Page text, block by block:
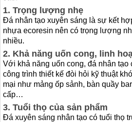
1. Trọng lượng nhẹ
Đá nhân tạo xuyên sáng là sự kết
nhựa ecoresin nên có trọng lượng
nhiều.
2. Khả năng uốn cong, linh
Với khả năng uốn cong, đá nhân tạo
công trình thiết kế đòi hỏi kỹ thuật
mại như mảng ốp sảnh, bàn quầy
cấp…
3. Tuổi thọ của sản phẩm
Đá xuyên sáng nhân tạo có tuổi thọ